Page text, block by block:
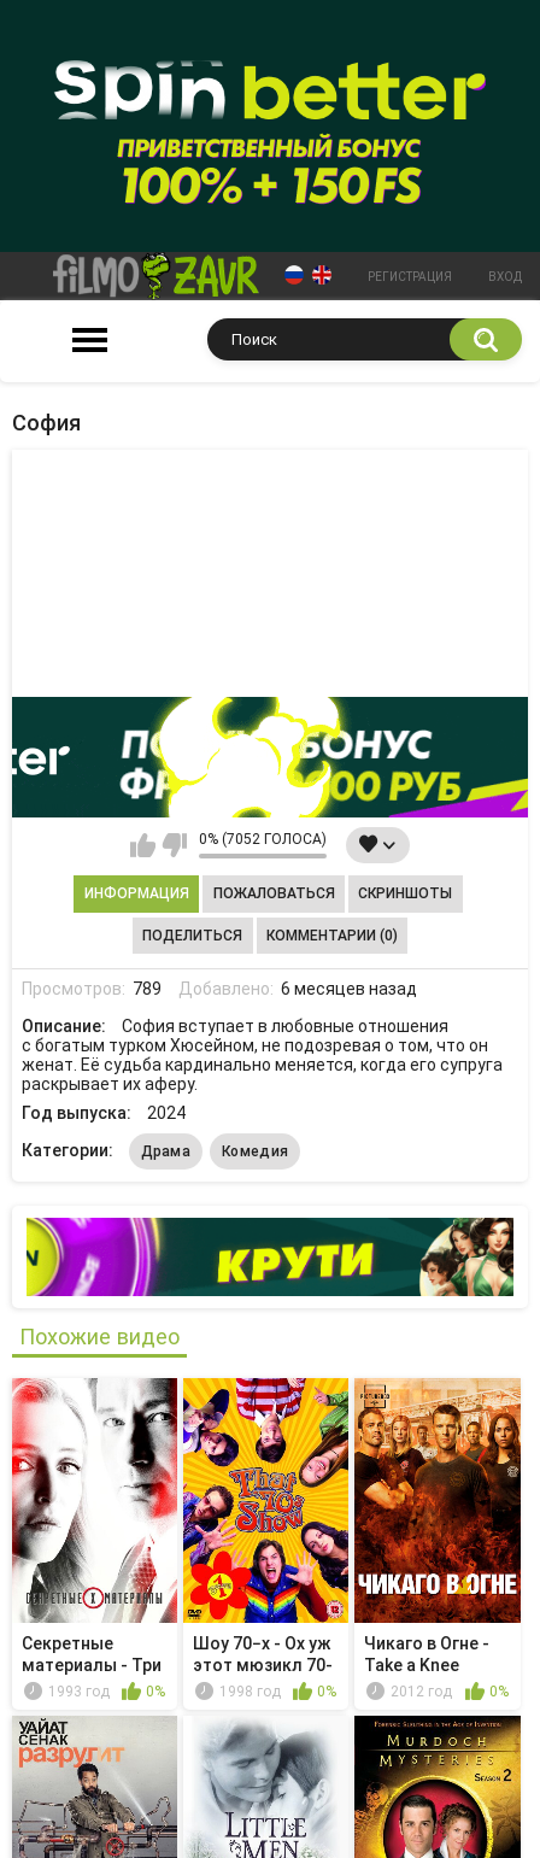
РЕГИСТРАЦИЯ ВХОД
София
0% (7052 ГОЛОСА)
ИНФОРМАЦИЯ ПОЖАЛОВАТЬСЯ СКРИНШОТЫ
ПОДЕЛИТЬСЯ КОММЕНТАРИИ (0)
Просмотров: 789 Добавлено: 6 месяцев назад
Описание:
София вступает в любовные отношения
с богатым турком Хюсейном, не подозревая о том, что он
женат. Её судьба кардинально меняется, когда его супруга
раскрывает их аферу.
Год выпуска:
2024
Категории:
Драма Комедия
Похожие видео
Секретные
материалы - Три
слова1993 год 0%
Шоу 70−х - Ох уж
этот мюзикл 70-
х
1998 год 0%
Чикаго в Огне -
Take a Knee
2012 год 0%